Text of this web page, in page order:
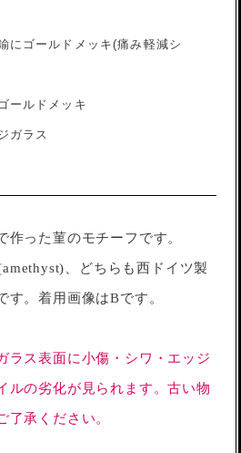
にゴールドメッキ(痛み軽減シ
ールドメッキ
ガラス
作った菫のモチーフです。
、どちらも西ドイツ製
す。着用画像はBです。
ラス表面に小傷・シワ・エッジ
ルの劣化が見られます。古い物
了承ください。